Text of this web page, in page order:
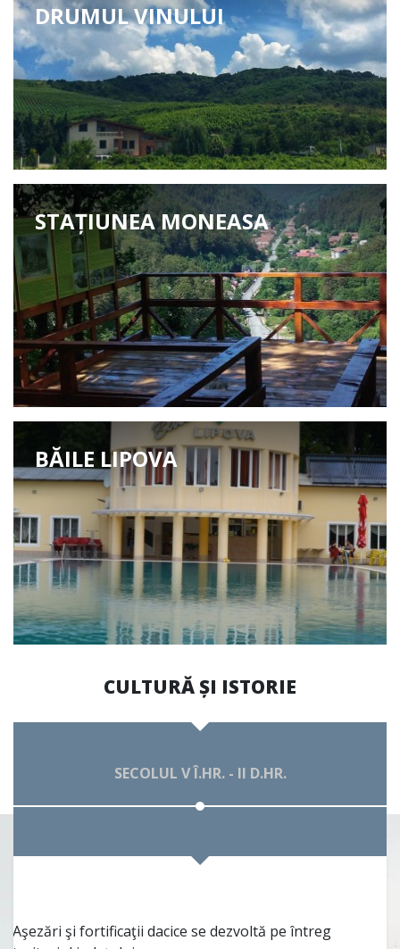
DRUMUL VINULUI
STAȚIUNEA MONEASA
BĂILE LIPOVA
CULTURĂ ȘI ISTORIE
SECOLUL V Î.HR. - II D.HR.
Aşezări şi fortificaţii dacice se dezvoltă pe întreg